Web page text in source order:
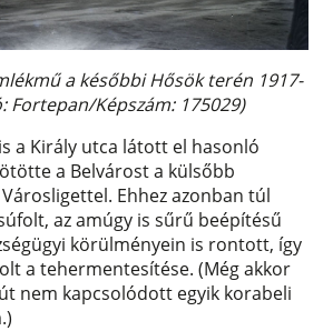
a későbbi Hősök terén 1917-
Fortepan/Képszám: 175029)
a Király utca látott el hasonló
a Belvárost a külsőbb
Ehhez azonban túl
az amúgy is sűrű beépítésű
körülményein is rontott, így
a tehermentesítése. (Még akkor
nem kapcsolódott egyik korabeli